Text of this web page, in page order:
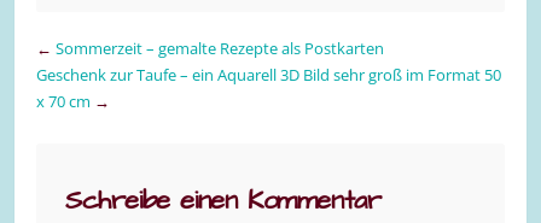
← Sommerzeit – gemalte Rezepte als Postkarten
Geschenk zur Taufe – ein Aquarell 3D Bild sehr groß im Format 50
x 70 cm →
Schreibe einen Kommentar